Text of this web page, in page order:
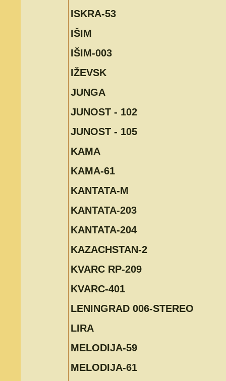
ISKRA-53
IŠIM
IŠIM-003
IŽEVSK
JUNGA
JUNOST - 102
JUNOST - 105
KAMA
KAMA-61
KANTATA-M
KANTATA-203
KANTATA-204
KAZACHSTAN-2
KVARC RP-209
KVARC-401
LENINGRAD 006-STEREO
LIRA
MELODIJA-59
MELODIJA-61